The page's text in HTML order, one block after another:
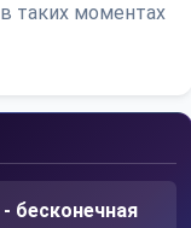
таких моментах
бесконечная